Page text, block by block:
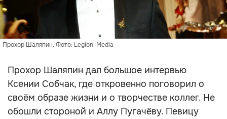
Прохор Шаляпин. Фото: Legion-Media
Прохор Шаляпин дал большое интервью
Ксении Собчак, где откровенно поговорил о
своём образе жизни и о творчестве коллег. Не
обошли стороной и Аллу Пугачёву. Певицу